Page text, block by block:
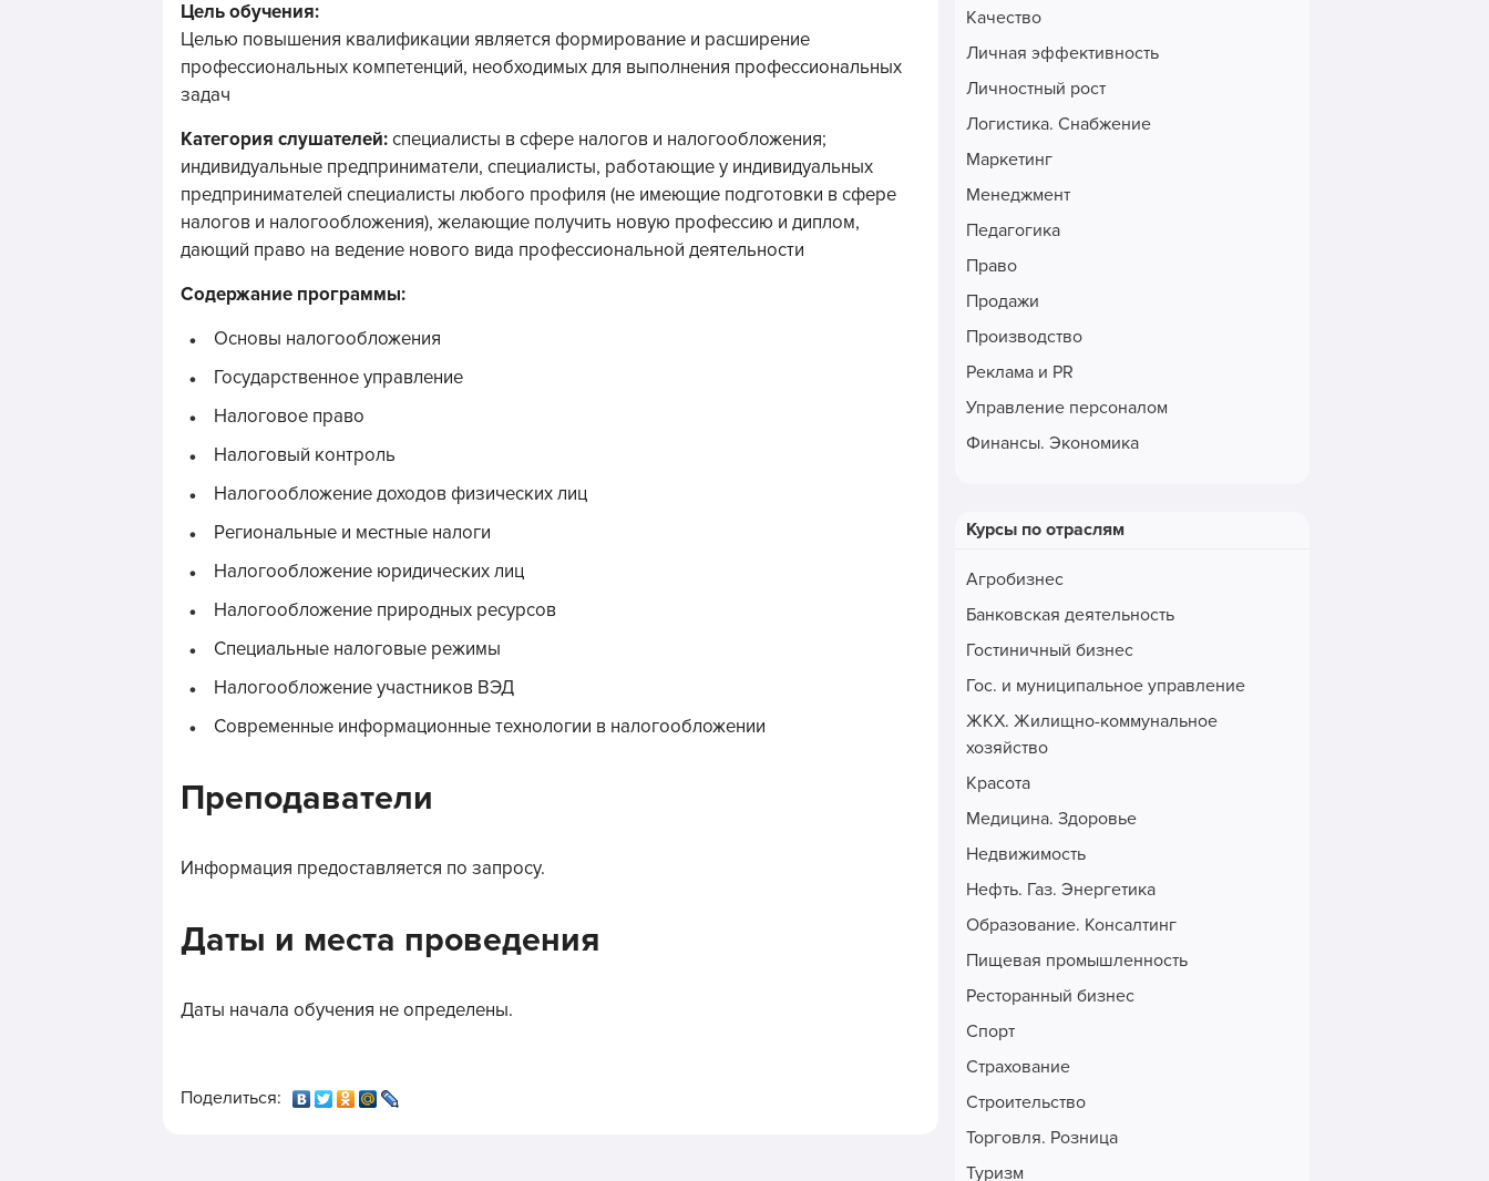
Цель обучения:
Целью повышения квалификации является формирование и расширение
профессиональных компетенций, необходимых для выполнения профессиональных
задач
Категория слушателей: специалисты в сфере налогов и налогообложения;
индивидуальные предприниматели, специалисты, работающие у индивидуальных
предпринимателей специалисты любого профиля (не имеющие подготовки в сфере
налогов и налогообложения), желающие получить новую профессию и диплом,
дающий право на ведение нового вида профессиональной деятельности
Содержание программы:
Основы налогообложения
Государственное управление
Налоговое право
Налоговый контроль
Налогообложение доходов физических лиц
Региональные и местные налоги
Налогообложение юридических лиц
Налогообложение природных ресурсов
Специальные налоговые режимы
Налогообложение участников ВЭД
Современные информационные технологии в налогообложении
Преподаватели
Информация предоставляется по запросу.
Даты и места проведения
Даты начала обучения не определены.
Поделиться:
Качество
Личная эффективность
Личностный рост
Логистика. Снабжение
Маркетинг
Менеджмент
Педагогика
Право
Продажи
Производство
Реклама и PR
Управление персоналом
Финансы. Экономика
Курсы по отраслям
Агробизнес
Банковская деятельность
Гостиничный бизнес
Гос. и муниципальное управление
ЖКХ. Жилищно-коммунальное
хозяйство
Красота
Медицина. Здоровье
Недвижимость
Нефть. Газ. Энергетика
Образование. Консалтинг
Пищевая промышленность
Ресторанный бизнес
Спорт
Страхование
Строительство
Торговля. Розница
Туризм